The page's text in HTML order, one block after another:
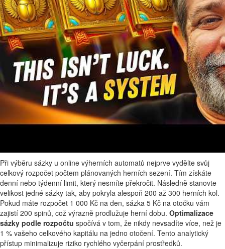
Při výběru sázky u online výherních automatů nejprve vydělte svůj
celkový rozpočet počtem plánovaných herních sezení. Tím získáte
denní nebo týdenní limit, který nesmíte překročit. Následně stanovte
velikost jedné sázky tak, aby pokryla alespoň 200 až 300 herních kol.
Pokud máte rozpočet 1 000 Kč na den, sázka 5 Kč na otočku vám
zajistí 200 spinů, což výrazně prodlužuje herní dobu. Optimalizace
sázky podle rozpočtu spočívá v tom, že nikdy nevsadíte více, než je
1 % vašeho celkového kapitálu na jedno otočení. Tento analytický
přístup minimalizuje riziko rychlého vyčerpání prostředků.